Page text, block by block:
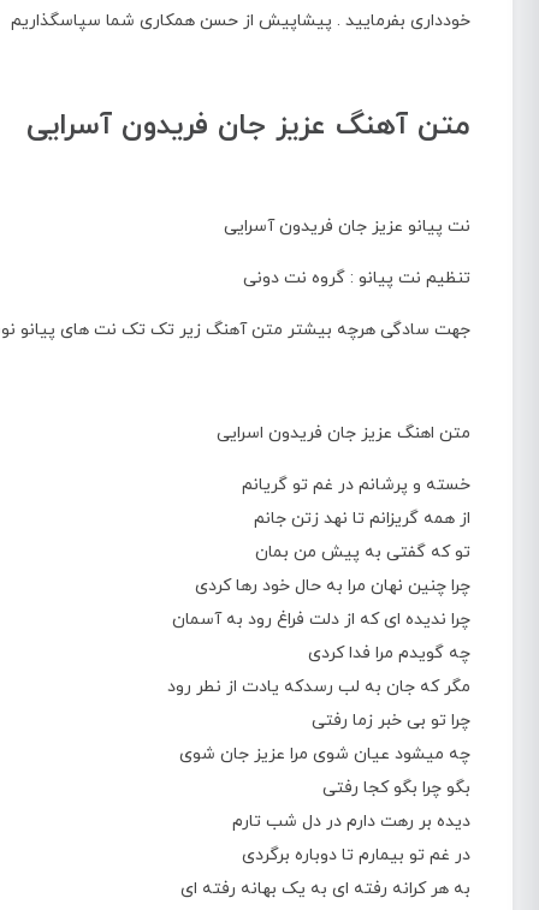
خودداری بفرمایید . پیشاپیش از حسن همکاری شما سپاسگذاریم
متن آهنگ عزیز جان فریدون آسرایی
نت پیانو عزیز جان فریدون آسرایی
تنظیم نت پیانو : گروه نت دونی
جهت سادگی هرچه بیشتر متن آهنگ زیر تک تک نت های پیانو
متن اهنگ عزیز جان فریدون اسرایی
خسته و پرشانم در غم تو گریانم
از همه گریزانم تا نهد زتن جانم
تو که گفتی به پیش من بمان
چرا چنین نهان مرا به حال خود رها کردی
چرا ندیده ای که از دلت فراغ رود به آسمان
چه گویدم مرا فدا کردی
مگر که جان به لب رسدکه یادت از نطر رود
چرا تو بی خبر زما رفتی
چه میشود عیان شوی مرا عزیز جان شوی
بگو چرا بگو کجا رفتی
دیده بر رهت دارم در دل شب تارم
در غم تو بیمارم تا دوباره برگردی
به هر کرانه رفته ای به یک بهانه رفته ای